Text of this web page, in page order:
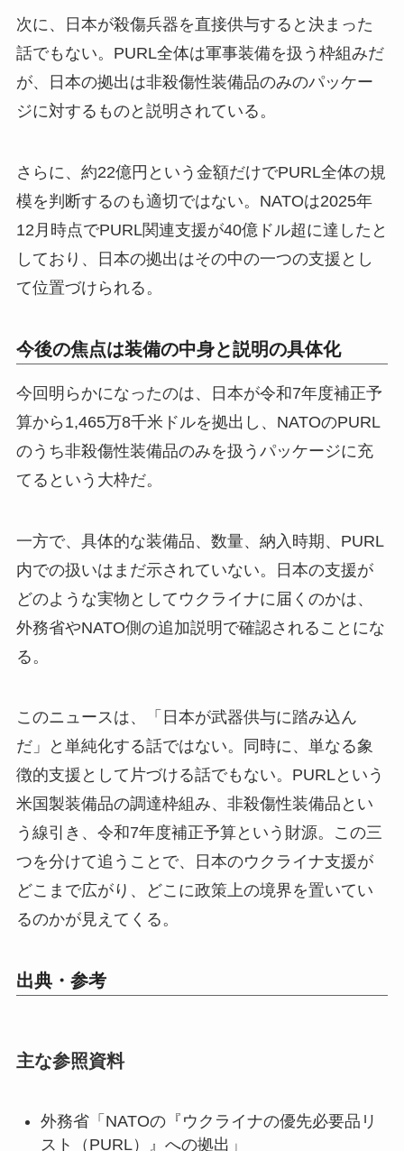
次に、日本が殺傷兵器を直接供与すると決まった
話でもない。PURL全体は軍事装備を扱う枠組みだ
が、日本の拠出は非殺傷性装備品のみのパッケー
ジに対するものと説明されている。
さらに、約22億円という金額だけでPURL全体の規
模を判断するのも適切ではない。NATOは2025年
12月時点でPURL関連支援が40億ドル超に達したと
しており、日本の拠出はその中の一つの支援とし
て位置づけられる。
今後の焦点は装備の中身と説明の具体化
今回明らかになったのは、日本が令和7年度補正予
算から1,465万8千米ドルを拠出し、NATOのPURL
のうち非殺傷性装備品のみを扱うパッケージに充
てるという大枠だ。
一方で、具体的な装備品、数量、納入時期、PURL
内での扱いはまだ示されていない。日本の支援が
どのような実物としてウクライナに届くのかは、
外務省やNATO側の追加説明で確認されることにな
る。
このニュースは、「日本が武器供与に踏み込ん
だ」と単純化する話ではない。同時に、単なる象
徴的支援として片づける話でもない。PURLという
米国製装備品の調達枠組み、非殺傷性装備品とい
う線引き、令和7年度補正予算という財源。この三
つを分けて追うことで、日本のウクライナ支援が
どこまで広がり、どこに政策上の境界を置いてい
るのかが見えてくる。
出典・参考
主な参照資料
外務省「NATOの『ウクライナの優先必要品リ
スト（PURL）』への拠出」